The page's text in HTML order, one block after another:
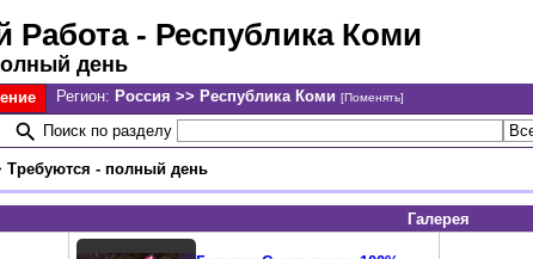
Работа- Республика Коми
день
Регион: Россия >> Республика Коми [Поменять]
Поиск по разделу
Требуются - полный день
Галерея